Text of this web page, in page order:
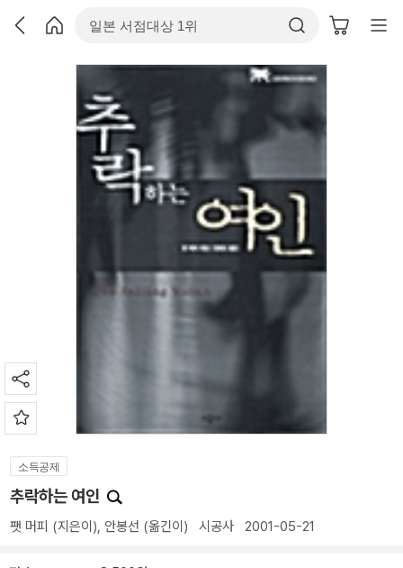
소득공제
추락하는 여인
팻 머피 (지은이), 안봉선 (옮긴이) 시공사 2001-05-21